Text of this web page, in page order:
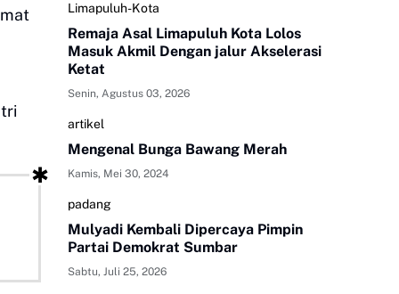
Limapuluh-Kota
Remaja Asal Limapuluh Kota Lolos
Masuk Akmil Dengan jalur Akselerasi
Ketat
Senin, Agustus 03, 2026
artikel
Mengenal Bunga Bawang Merah
Kamis, Mei 30, 2024
padang
Mulyadi Kembali Dipercaya Pimpin
Partai Demokrat Sumbar
Sabtu, Juli 25, 2026